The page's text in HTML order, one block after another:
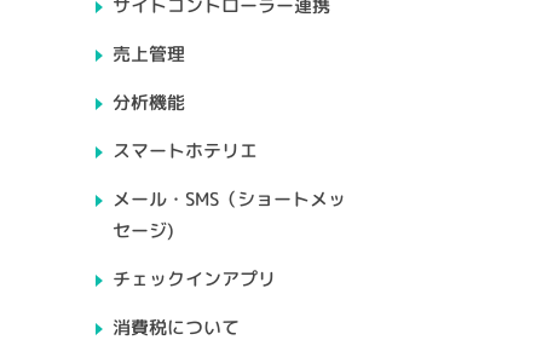
サイトコントローラー連携
売上管理
分析機能
スマートホテリエ
メール・SMS（ショートメッ
セージ)
チェックインアプリ
消費税について